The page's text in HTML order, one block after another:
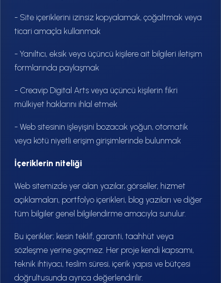
- Site içeriklerini izinsiz kopyalamak, çoğaltmak veya
ticari amaçla kullanmak
- Yanıltıcı, eksik veya üçüncü kişilere ait bilgileri iletişim
formlarında paylaşmak
- Creavip Digital Arts veya üçüncü kişilerin fikri
mülkiyet haklarını ihlal etmek
- Web sitesinin işleyişini bozacak yoğun, otomatik
veya kötü niyetli erişim girişimlerinde bulunmak
İçeriklerin niteliği
Web sitemizde yer alan yazılar, görseller, hizmet
açıklamaları, portfolyo içerikleri, blog yazıları ve diğer
tüm bilgiler genel bilgilendirme amacıyla sunulur.
Bu içerikler; kesin teklif, garanti, taahhüt veya
sözleşme yerine geçmez. Her proje kendi kapsamı,
teknik ihtiyacı, teslim süresi, içerik yapısı ve bütçesi
doğrultusunda ayrıca değerlendirilir.